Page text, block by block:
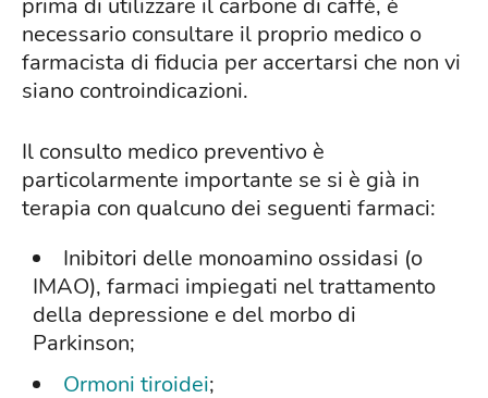
prima di utilizzare il carbone di caffè, è
necessario consultare il proprio medico o
farmacista di fiducia per accertarsi che non vi
siano controindicazioni.
Il consulto medico preventivo è
particolarmente importante se si è già in
terapia con qualcuno dei seguenti farmaci:
Inibitori delle monoamino ossidasi (o
IMAO), farmaci impiegati nel trattamento
della depressione e del morbo di
Parkinson;
Ormoni tiroidei;